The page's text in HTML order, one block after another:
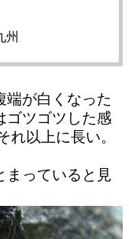
州
端が白くなった
ゴツゴツした感
れ以上に長い。
まっていると見